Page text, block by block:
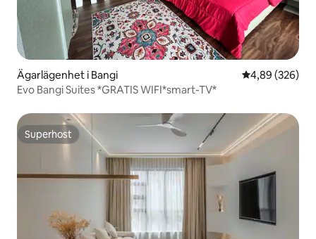
Ägarlägenhet i Bangi 4,89 av 5 i
4,89 (326)
Evo Bangi Suites *GRATIS WIFI*smart-TV*
Superhost
Superhost